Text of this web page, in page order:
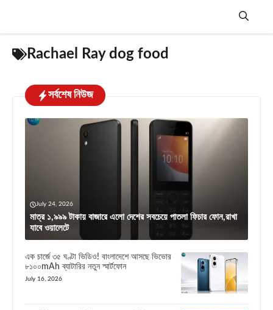
Menu
Rachael Ray dog food
সর্বশেষ নিউজ
July 24, 2026
মাত্র ১,৯৯৯ টাকায় বাজারে এলো দেশের সবচেয়ে পাতলা ফিচার ফোন,রাখা
যাবে ওয়ালেটে
এক চার্জে ৩৫ ঘণ্টা ভিডিও! বাংলাদেশে আসছে ভিভোর
৮১০০mAh ব্যাটারির নতুন স্মার্টফোন
July 16, 2026